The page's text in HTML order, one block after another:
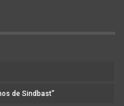
de Sindbast”